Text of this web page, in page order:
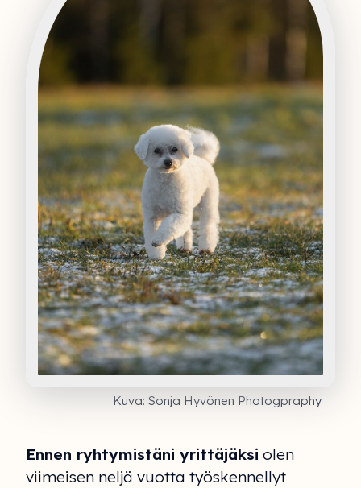
Kuva: Sonja Hyvönen Photogpraphy
Ennen ryhtymistäni yrittäjäksi olen
viimeisen neljä vuotta työskennellyt